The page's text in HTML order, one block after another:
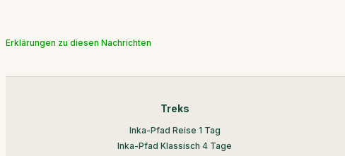
Erklärungen zu diesen Nachrichten
Treks
Inka-Pfad Reise 1 Tag
Inka-Pfad Klassisch 4 Tage